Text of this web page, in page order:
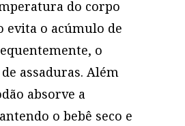
do corpo
evita o acúmulo de
o
assaduras. Além
absorve a
o bebê seco e